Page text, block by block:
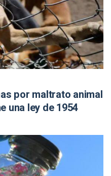
por maltrato animal
una ley de 1954